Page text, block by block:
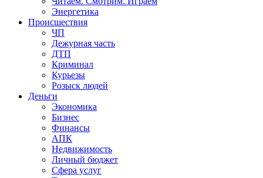
Энергетика
Происшествия
ЧП
Дежурная часть
ДТП
Криминал
Курьезы
Розыск людей
Деньги
Экономика
Бизнес
Финансы
АПК
Недвижимость
Личный бюджет
Сфера услуг